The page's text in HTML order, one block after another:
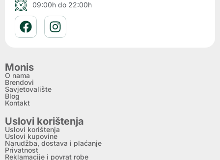
09:00h do 22:00h
Monis
O nama
Brendovi
Savjetovalište
Blog
Kontakt
Uslovi korištenja
Uslovi korištenja
Uslovi kupovine
Narudžba, dostava i plaćanje
Privatnost
Reklamacije i povrat robe